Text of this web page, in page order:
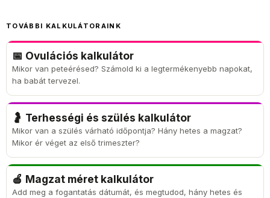
TOVÁBBI KALKULÁTORAINK
📅 Ovulációs kalkulátor
Mikor van peteérésed? Számold ki a legtermékenyebb napokat,
ha babát tervezel.
🤰 Terhességi és szülés kalkulátor
Mikor van a szülés várható időpontja? Hány hetes a magzat?
Mikor ér véget az első trimeszter?
🍎 Magzat méret kalkulátor
Add meg a fogantatás dátumát, és megtudod, hány hetes és